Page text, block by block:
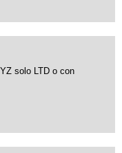
solo LTD o con